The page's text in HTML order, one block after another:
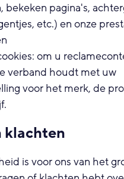
bekeken pagina's,
etc.) en onze
om u
verband houdt met uw
voor het merk, de
klachten
is voor ons van het